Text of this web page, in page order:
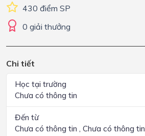
430 điểm SP
0 giải thưởng
Chi tiết
Học tại trường
Chưa có thông tin
Đến từ
Chưa có thông tin , Chưa có thông tin